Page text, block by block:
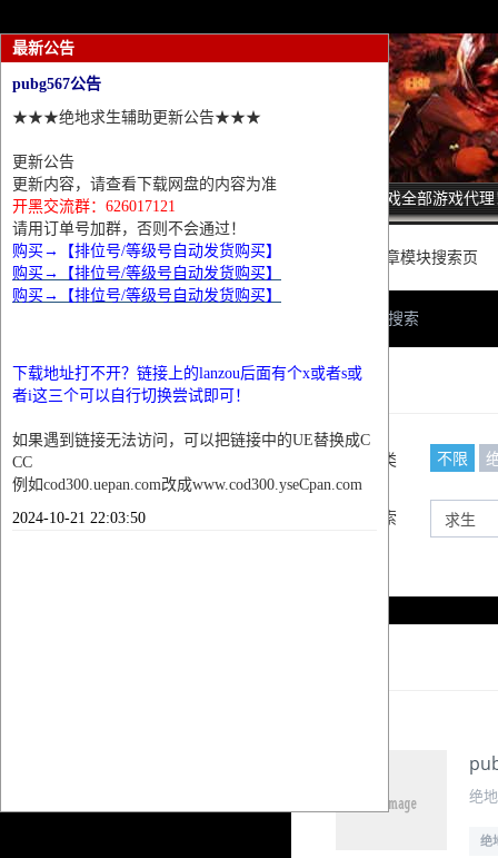
最新公告
pubg567公告
★★★绝地求生辅助更新公告★★★
更新公告
更新内容，请查看下载网盘的内容为准
开黑交流群：626017121
请用订单号加群，否则不会通过！
购买→【排位号/等级号自动发货购买】
购买→【排位号/等级号自动发货购买】
购买→【排位号/等级号自动发货购买】
下载地址打不开？链接上的lanzou后面有个x或者s或
者i这三个可以自行切换尝试即可！
如果遇到链接无法访问，可以把链接中的UE替换成C
CC
例如cod300.uepan.com改成www.cod300.yseCpan.com
2024-10-21 22:03:50
诚招热门游戏全部游戏代
这里是普通文章模块搜索页
搜索
条件筛选
栏目分类 不限
内容搜索
绝
绝